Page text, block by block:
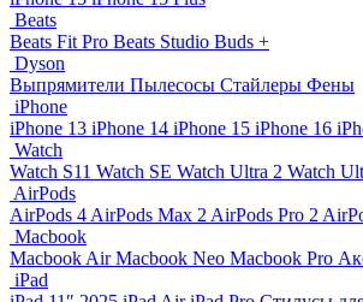
Beats
Beats Fit Pro Beats Studio Buds +
Dyson
Выпрямители Пылесосы Стайлеры Фены
iPhone
iPhone 13 iPhone 14 iPhone 15 iPhone 16
Watch
Watch S11 Watch SE Watch Ultra 2 Watch
AirPods
AirPods 4 AirPods Max 2 AirPods Pro 2
Macbook
Macbook AirMacbook Neo Macbook Pro
iPad